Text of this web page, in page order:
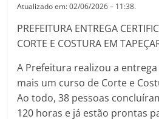
Atualizado em: 02/06/2026 – 11:38.
PREFEITURA ENTREGA
CORTE E COSTURA EM
A Prefeitura realizou a
mais um curso de Corte e
Ao todo, 38 pessoas
120 horas e já estão prontas